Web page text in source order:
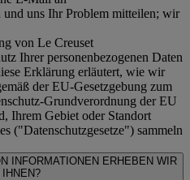
und uns Ihr Problem mitteilen; wir
von Le Creuset
Ihrer personenbezogenen Daten
Erklärung erläutert, wie wir
der EU-Gesetzgebung zum
Grundverordnung der EU
Ihrem Gebiet oder Standort
("Datenschutzgesetze") sammeln
INFORMATIONEN ERHEBEN WIR